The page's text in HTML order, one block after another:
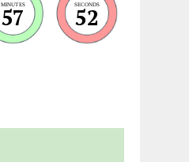
MINUTES
57 SECONDS
51